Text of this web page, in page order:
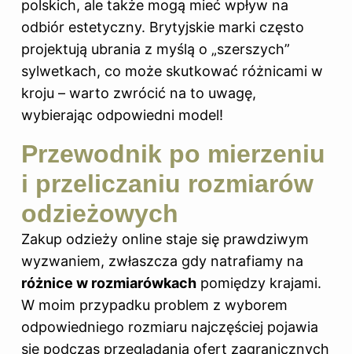
polskich, ale także mogą mieć wpływ na
odbiór estetyczny. Brytyjskie marki często
projektują ubrania z myślą o „szerszych”
sylwetkach, co może skutkować różnicami w
kroju – warto zwrócić na to uwagę,
wybierając odpowiedni model!
Przewodnik po mierzeniu
i przeliczaniu rozmiarów
odzieżowych
Zakup odzieży online staje się prawdziwym
wyzwaniem, zwłaszcza gdy natrafiamy na
różnice w rozmiarówkach pomiędzy krajami.
W moim przypadku problem z wyborem
odpowiedniego rozmiaru najczęściej pojawia
się podczas przeglądania ofert zagranicznych